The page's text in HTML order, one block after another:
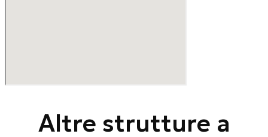
Altre strutture a